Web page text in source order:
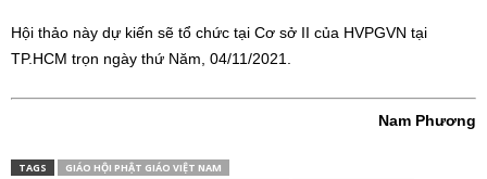
Hội thảo này dự kiến sẽ tổ chức tại Cơ sở II của HVPGVN tại
TP.HCM trọn ngày thứ Năm, 04/11/2021.
Nam Phương
TAGS
GIÁO HỘI PHẬT GIÁO VIỆT NAM